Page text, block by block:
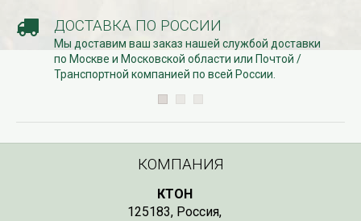
ДОСТАВКА ПО РОССИИ
Мы доставим ваш заказ нашей службой доставки
по Москве и Московской области или Почтой /
Транспортной компанией по всей России.
КОМПАНИЯ
КТОН
125183, Россия,